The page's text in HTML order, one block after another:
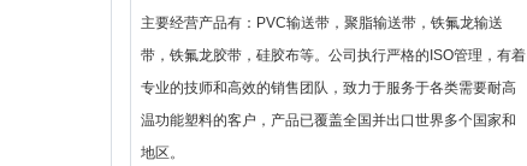
主要经营产品有：PVC输送带，聚脂输送带，铁氟龙输送
带，铁氟龙胶带，硅胶布等。公司执行严格的ISO管理，有着
专业的技师和高效的销售团队，致力于服务于各类需要耐高
温功能塑料的客户，产品已覆盖全国并出口世界多个国家和
地区。